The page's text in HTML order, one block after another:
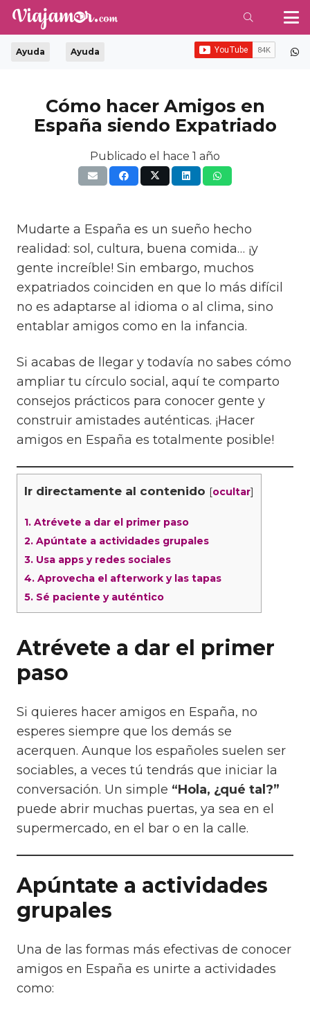
Ayuda Ayuda
Cómo hacer Amigos en
España siendo Expatriado
Publicado el hace 1 año
Mudarte a España es un sueño hecho
realidad: sol, cultura, buena comida… ¡y
gente increíble! Sin embargo, muchos
expatriados coinciden en que lo más difícil
no es adaptarse al idioma o al clima, sino
entablar amigos como en la infancia.
Si acabas de llegar y todavía no sabes cómo
ampliar tu círculo social, aquí te comparto
consejos prácticos para conocer gente y
construir amistades auténticas. ¡Hacer
amigos en España es totalmente posible!
Ir directamente al contenido [ocultar]
1. Atrévete a dar el primer paso
2. Apúntate a actividades grupales
3. Usa apps y redes sociales
4. Aprovecha el afterwork y las tapas
5. Sé paciente y auténtico
Atrévete a dar el primer
paso
Si quieres hacer amigos en España, no
esperes siempre que los demás se
acerquen. Aunque los españoles suelen ser
sociables, a veces tú tendrás que iniciar la
conversación. Un simple “Hola, ¿qué tal?”
puede abrir muchas puertas, ya sea en el
supermercado, en el bar o en la calle.
Apúntate a actividades
grupales
Una de las formas más efectivas de conocer
amigos en España es unirte a actividades
como: